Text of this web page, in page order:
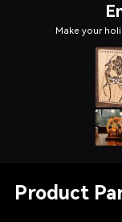
Make your
Product